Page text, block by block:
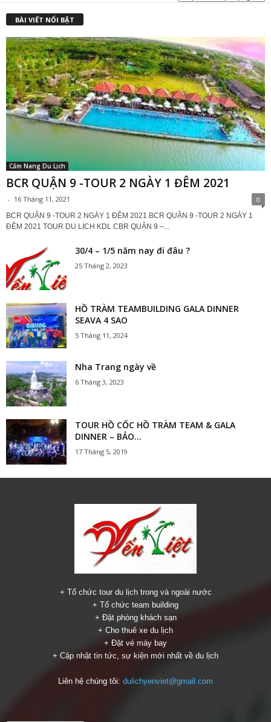
BÀI VIẾT NỔI BẬT
Cẩm Nang Du Lịch
BCR QUẬN 9 -TOUR 2 NGÀY 1 ĐÊM 2021
- 16 Tháng 11, 2021 0
BCR QUẬN 9 -TOUR 2 NGÀY 1 ĐÊM 2021 BCR QUẬN 9 -TOUR 2 NGÀY 1
ĐÊM 2021 TOUR DU LỊCH KDL CBR QUẬN 9 –...
30/4 – 1/5 năm nay đi đâu ?
25 Tháng 2, 2023
HỒ TRÀM TEAMBUILDING GALA DINNER
SEAVA 4 SAO
5 Tháng 11, 2024
Nha Trang ngày về
6 Tháng 3, 2023
TOUR HỒ CỐC HỒ TRÀM TEAM & GALA
DINNER – BẢO...
17 Tháng 5, 2019
+ Tổ chức tour du lịch trong và ngoài nước
+ Tổ chức team building
+ Đặt phòng khách sạn
+ Cho thuê xe du lịch
+ Đặt vé máy bay
+ Cập nhật tin tức, sự kiện mới nhất về du lịch
Liên hệ chúng tôi: dulichyenviet@gmail.com